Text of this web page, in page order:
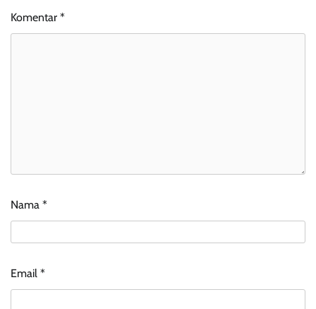
Komentar *
Nama *
Email *